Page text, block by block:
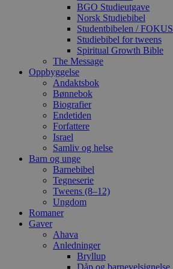
BGO Studieutgave
Norsk Studiebibel
Studentbibelen / FOKUS
Studiebibel for tweens
Spiritual Growth Bible
The Message
Oppbyggelse
Andaktsbok
Bønnebok
Biografier
Endetiden
Forfattere
Israel
Samliv og helse
Barn og unge
Barnebibel
Tegneserie
Tweens (8–12)
Ungdom
Romaner
Gaver
Ahava
Anledninger
Bryllup
Dåp og barnevelsignelse